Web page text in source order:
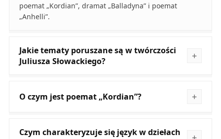
poemat „Kordian”, dramat „Balladyna” i poemat
„Anhelli”.
Jakie tematy poruszane są w twórczości
Juliusza Słowackiego?
O czym jest poemat „Kordian”?
Czym charakteryzuje się język w dziełach